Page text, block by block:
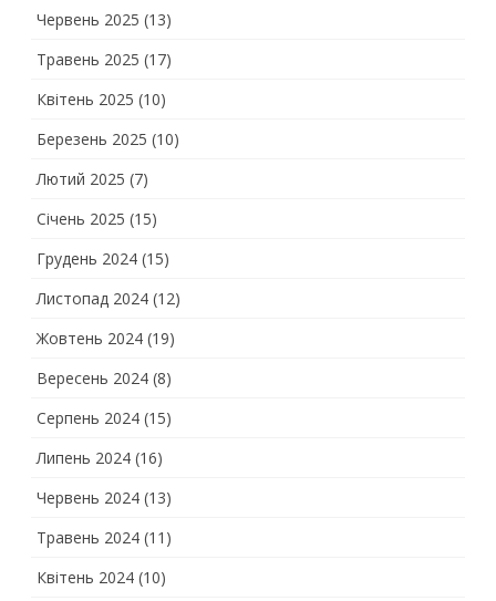
Червень 2025 (13)
Травень 2025 (17)
Квітень 2025 (10)
Березень 2025 (10)
Лютий 2025 (7)
Січень 2025 (15)
Грудень 2024 (15)
Листопад 2024 (12)
Жовтень 2024 (19)
Вересень 2024 (8)
Серпень 2024 (15)
Липень 2024 (16)
Червень 2024 (13)
Травень 2024 (11)
Квітень 2024 (10)